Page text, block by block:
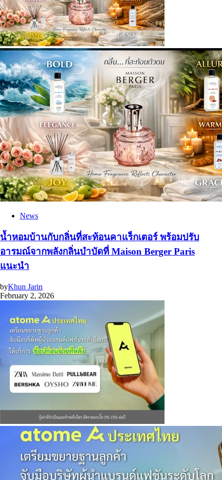
News
น้ำหอมบ้านกับกลิ่นที่สะท้อนคาแร็กเตอร์ พร้อมปรับ
อารมณ์จากพลังกลิ่นบำบัดที่ Maison Berger Paris
แนะนำ
byKhun Jarin
February 2, 2026